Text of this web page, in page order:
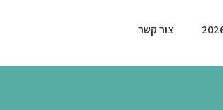
צור קשר